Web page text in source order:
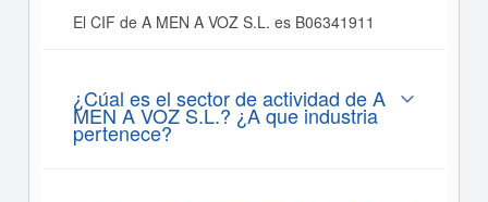
El CIF de A MEN A VOZ S.L. es B06341911
¿Cúal es el sector de actividad de A
MEN A VOZ S.L.? ¿A que industria
pertenece?